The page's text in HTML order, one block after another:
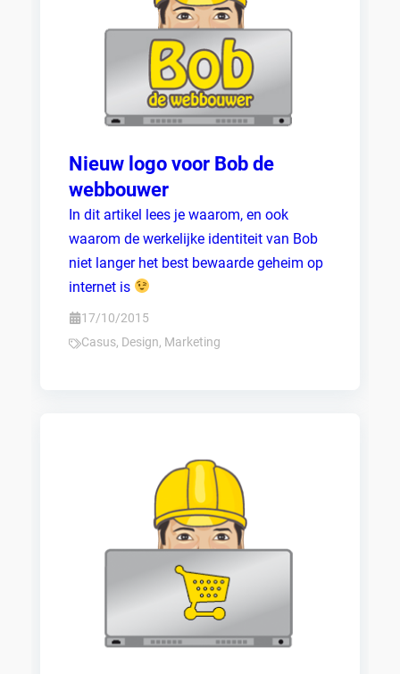
Nieuw logo voor Bob de
webbouwer
In dit artikel lees je waarom, en ook
waarom de werkelijke identiteit van Bob
niet langer het best bewaarde geheim op
internet is
17/10/2015
Casus, Design, Marketing